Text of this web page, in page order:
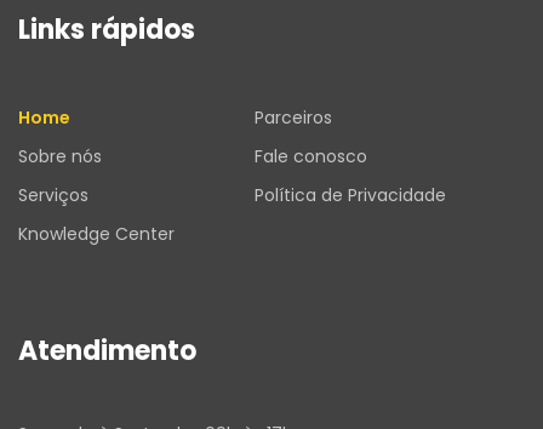
Links rápidos
Home
Sobre nós
Serviços
Knowledge Center
Parceiros
Fale conosco
Política de Privacidade
Atendimento